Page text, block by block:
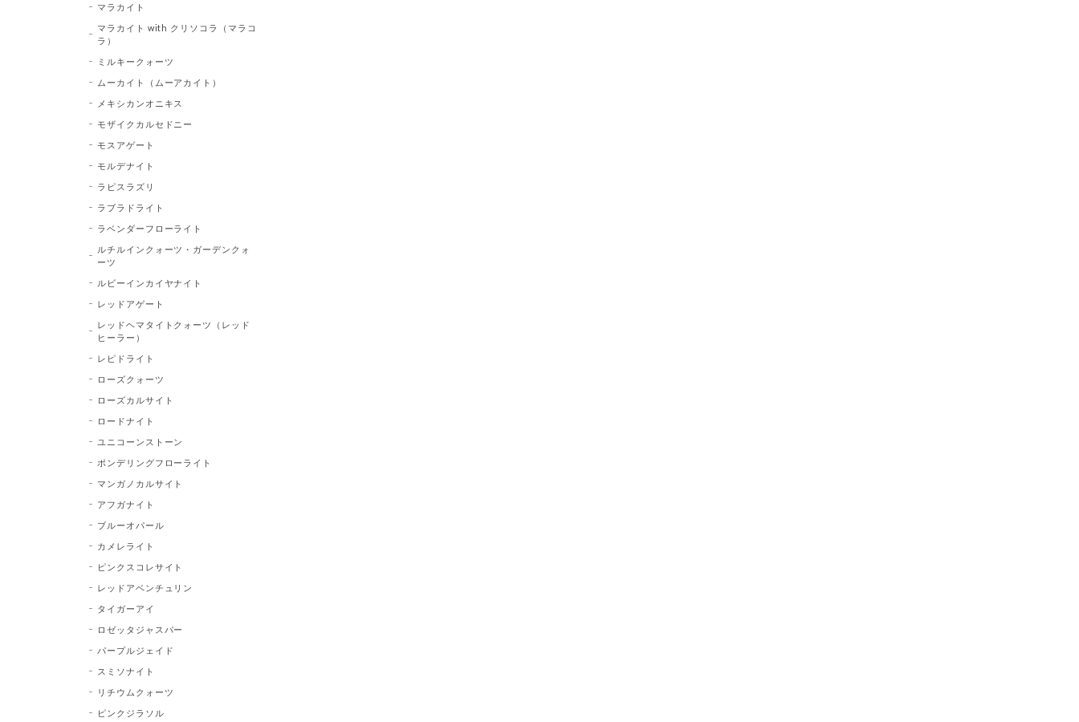
マラカイト
マラカイト with クリソコラ（マラコ
ラ）
ミルキークォーツ
ムーカイト（ムーアカイト）
メキシカンオニキス
モザイクカルセドニー
モスアゲート
モルデナイト
ラピスラズリ
ラブラドライト
ラベンダーフローライト
ルチルインクォーツ・ガーデンクォ
ーツ
ルビーインカイヤナイト
レッドアゲート
レッドヘマタイトクォーツ（レッド
ヒーラー）
レピドライト
ローズクォーツ
ローズカルサイト
ロードナイト
ユニコーンストーン
ポンデリングフローライト
マンガノカルサイト
アフガナイト
ブルーオパール
カメレライト
ピンクスコレサイト
レッドアベンチュリン
タイガーアイ
ロゼッタジャスパー
パープルジェイド
スミソナイト
リチウムクォーツ
ピンクジラソル